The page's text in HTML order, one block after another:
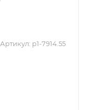
Артикул: p1-7914.55